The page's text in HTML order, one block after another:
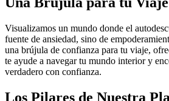
Visualizamos un mundo donde el
fuente de ansiedad, sino de
una brújula de confianza para tu viaje,
te ayude a navegar tu mundo interior y
verdadero con confianza.
Los Pilares de Nuestra